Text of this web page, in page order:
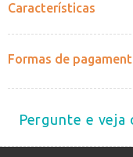
Características
Formas de
Pergunte e veja